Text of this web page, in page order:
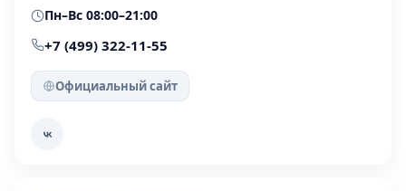
Пн–Вс 08:00–21:00
+7 (499) 322-11-55
Официальный сайт